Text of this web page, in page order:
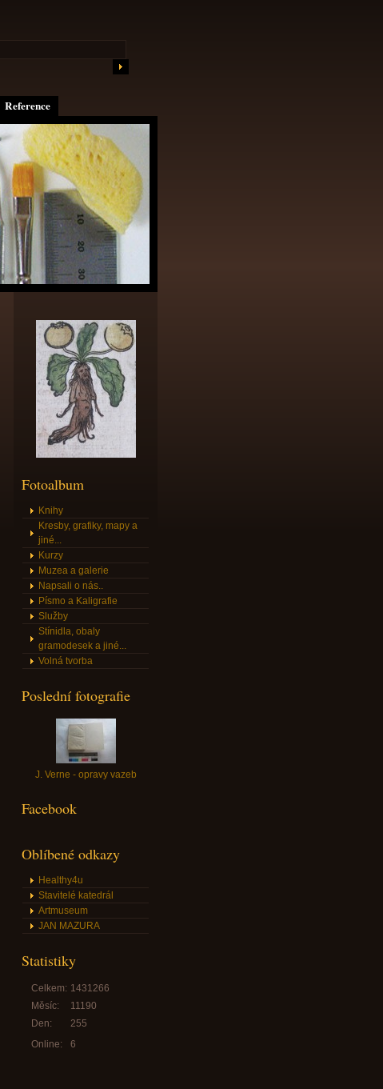
Reference
Fotoalbum
Knihy
Kresby, grafiky, mapy a
jiné...
Kurzy
Muzea a galerie
Napsali o nás..
Písmo a Kaligrafie
Služby
Stínidla, obaly
gramodesek a jiné...
Volná tvorba
Poslední fotografie
J. Verne - opravy vazeb
Facebook
Oblíbené odkazy
Healthy4u
Stavitelé katedrál
Artmuseum
JAN MAZURA
Statistiky
Online: 6
Celkem: 1431266
Měsíc:
11190
Den:
255